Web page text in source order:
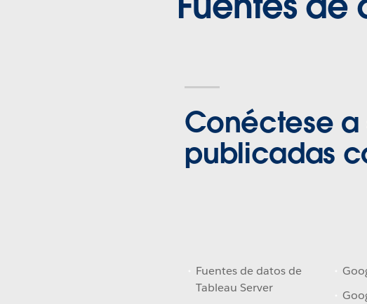
Conéctese
publicadas
Fuentes de datos de
Tableau Server